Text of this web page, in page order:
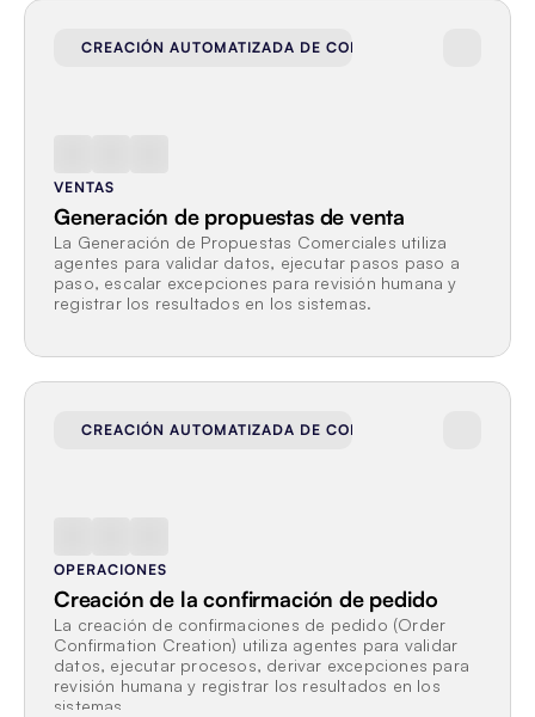
CREACIÓN AUTOMATIZADA DE CONTRATOS Y
VENTAS
Generación de propuestas de venta
La Generación de Propuestas Comerciales utiliza
agentes para validar datos, ejecutar pasos paso a
paso, escalar excepciones para revisión humana y
registrar los resultados en los sistemas.
CREACIÓN AUTOMATIZADA DE CONTRATOS Y
OPERACIONES
Creación de la confirmación de pedido
La creación de confirmaciones de pedido (Order
Confirmation Creation) utiliza agentes para validar
datos, ejecutar procesos, derivar excepciones para
revisión humana y registrar los resultados en los
sistemas.